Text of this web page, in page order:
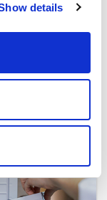
details